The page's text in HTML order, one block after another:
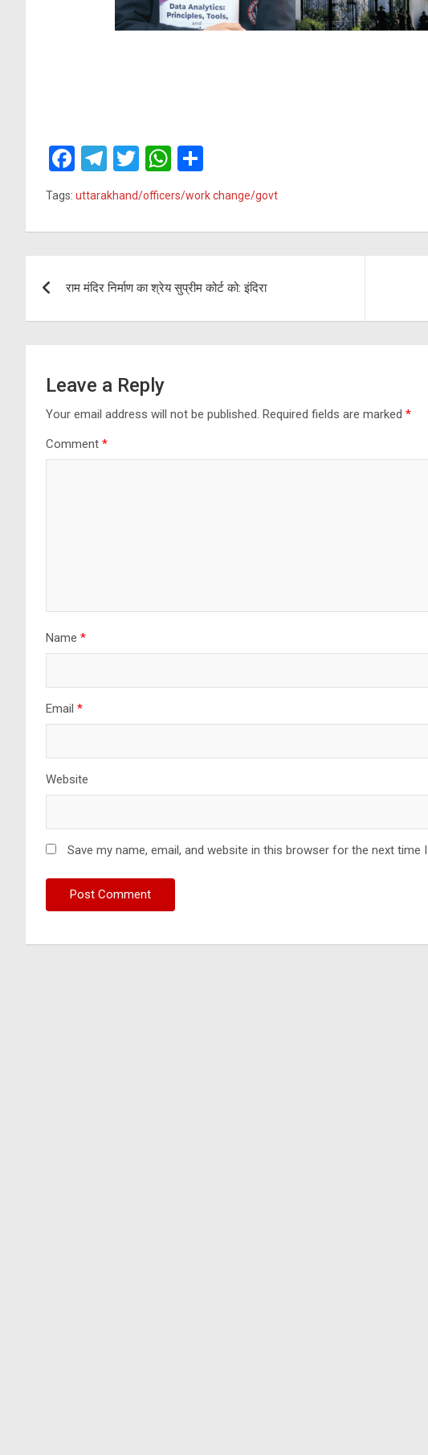
F
a
b
o
k
T
el
gr
m
T
wi
tt
er
W
h
at
s
p
p
h
e
Tags: uttarakhand/officers/work change/govt
राम मंदिर निर्माण का श्रेय सुप्रीम कोर्ट को: इंदिरा
Leave a Reply
Your email address will not be published. Required fields are marked *
Comment *
Name *
Email *
Website
Save my name, email, and website in this browser for the next time